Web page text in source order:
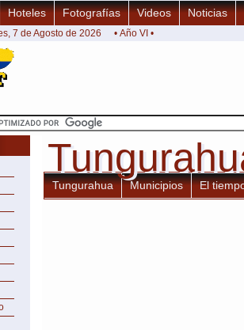
Hoteles Fotografías Videos Noticias
7 de Agosto de 2026 • Año VI •
Tungurahua Municipios El